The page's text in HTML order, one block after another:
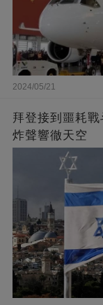
2024/05/21
拜登接到噩耗
炸聲響徹天空